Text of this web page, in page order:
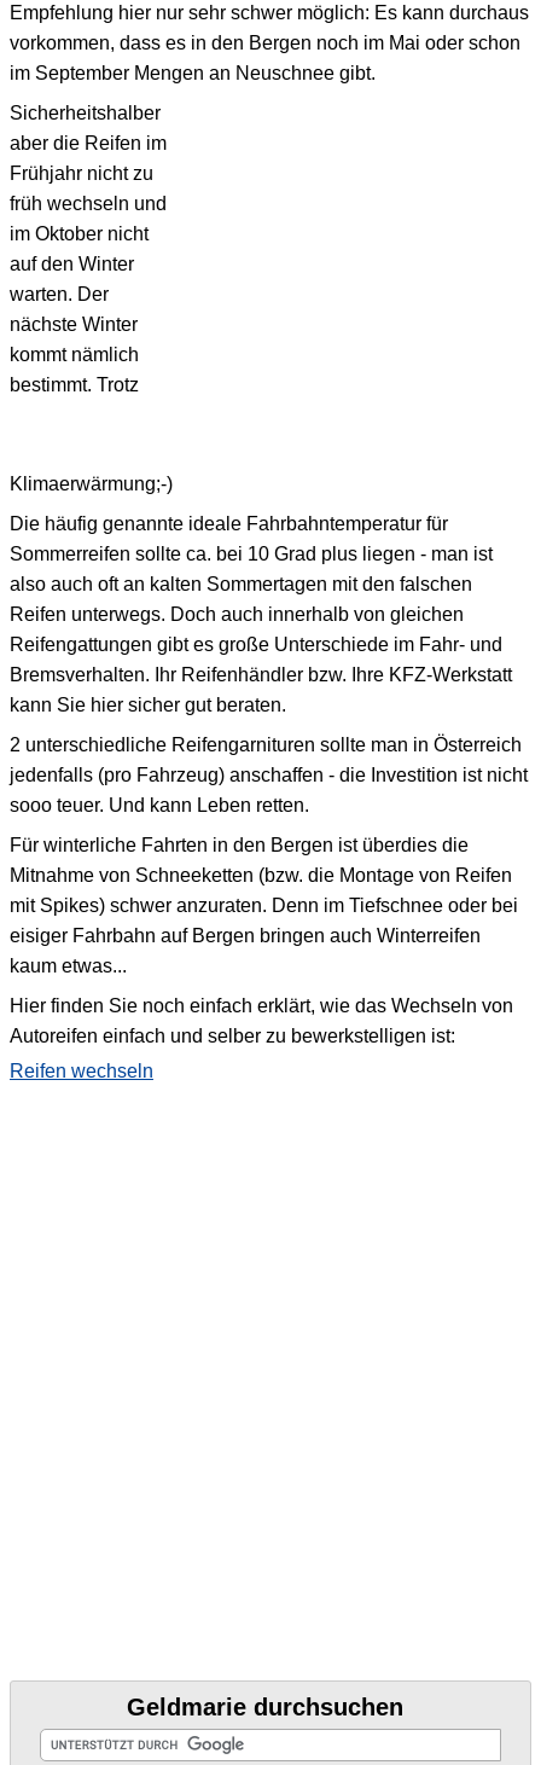
Empfehlung hier nur sehr schwer möglich: Es kann durchaus
vorkommen, dass es in den Bergen noch im Mai oder schon
im September Mengen an Neuschnee gibt.
Sicherheitshalber
aber die Reifen im
Frühjahr nicht zu
früh wechseln und
im Oktober nicht
auf den Winter
warten. Der
nächste Winter
kommt nämlich
bestimmt. Trotz
Klimaerwärmung;-)
Die häufig genannte ideale Fahrbahntemperatur für
Sommerreifen sollte ca. bei 10 Grad plus liegen - man ist
also auch oft an kalten Sommertagen mit den falschen
Reifen unterwegs. Doch auch innerhalb von gleichen
Reifengattungen gibt es große Unterschiede im Fahr- und
Bremsverhalten. Ihr Reifenhändler bzw. Ihre KFZ-Werkstatt
kann Sie hier sicher gut beraten.
2 unterschiedliche Reifengarnituren sollte man in Österreich
jedenfalls (pro Fahrzeug) anschaffen - die Investition ist nicht
sooo teuer. Und kann Leben retten.
Für winterliche Fahrten in den Bergen ist überdies die
Mitnahme von Schneeketten (bzw. die Montage von Reifen
mit Spikes) schwer anzuraten. Denn im Tiefschnee oder bei
eisiger Fahrbahn auf Bergen bringen auch Winterreifen
kaum etwas...
Hier finden Sie noch einfach erklärt, wie das Wechseln von
Autoreifen einfach und selber zu bewerkstelligen ist:
Reifen wechseln
Geldmarie durchsuchen